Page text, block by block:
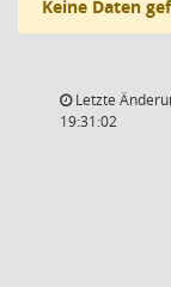
Keine Daten
Letzte
19:31:02